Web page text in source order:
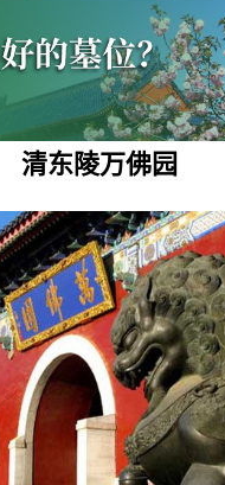
清东陵万佛园